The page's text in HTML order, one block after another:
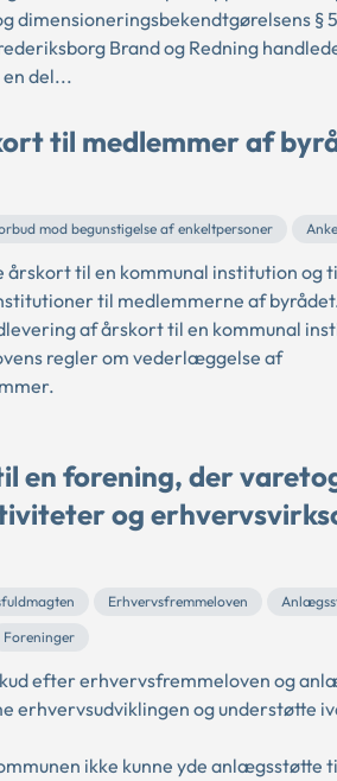
dimensioneringsbekendtgørelsens §
Brand og Redning
del...
til medlemmer af
mod begunstigelse af enkeltpersoner
årskort til en kommunal institution og
til medlemmerne af
af årskort til en kommunal
regler om vederlæggelse af
en forening, der
og
Erhvervsfremmeloven
Foreninger
efter erhvervsfremmeloven og
erhvervsudviklingen og understøtte
ikke kunne yde anlægsstøtte